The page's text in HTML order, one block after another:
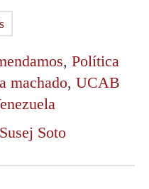
, Política
machado, UCAB
Susej Soto